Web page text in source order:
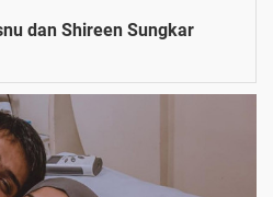
dan Shireen Sungkar